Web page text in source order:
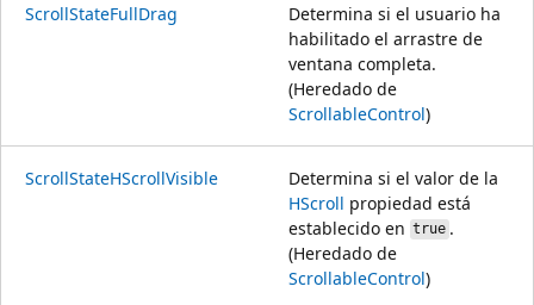
ScrollStateFullDrag
Determina si el usuario ha
habilitado el arrastre de
ventana completa.
(Heredado de
ScrollableControl)
ScrollStateHScrollVisible
Determina si el valor de la
HScroll propiedad está
establecido en true.
(Heredado de
ScrollableControl)